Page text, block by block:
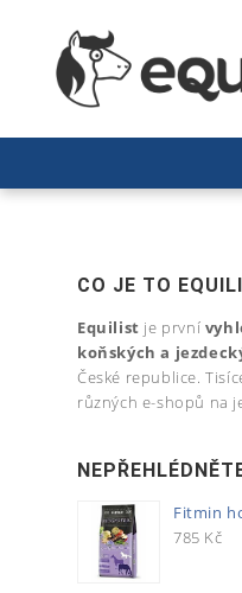
CO JE TO
Equilist je první
koňských a
České republice.
různých e-shopů na
785 Kč